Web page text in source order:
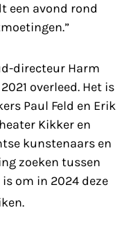
een avond rond
directeur Harm
overleed. Het is
Paul Feld en Erik
Kikker en
kunstenaars en
zoeken tussen
om in 2024 deze